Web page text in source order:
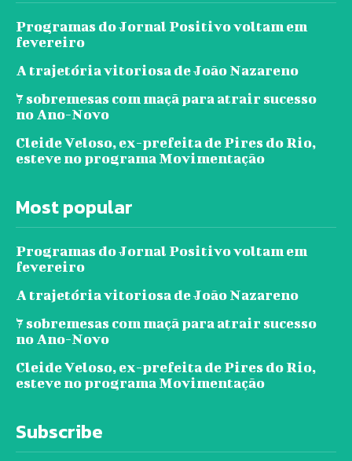
Programas do Jornal Positivo voltam em
fevereiro
A trajetória vitoriosa de João Nazareno
7 sobremesas com maçã para atrair sucesso
no Ano-Novo
Cleide Veloso, ex-prefeita de Pires do Rio,
esteve no programa Movimentação
Most popular
Programas do Jornal Positivo voltam em
fevereiro
A trajetória vitoriosa de João Nazareno
7 sobremesas com maçã para atrair sucesso
no Ano-Novo
Cleide Veloso, ex-prefeita de Pires do Rio,
esteve no programa Movimentação
Subscribe